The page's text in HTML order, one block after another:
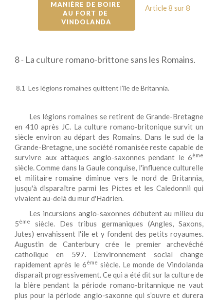
MANIÈRE DE BOIRE
AU FORT DE
VINDOLANDA
Article 8 sur 8
8 - La culture romano-brittone sans les Romains.
8.1 Les légions romaines quittent l’île de Britannia.
Les légions romaines se retirent de Grande-Bretagne
en 410 après JC. La culture romano-britonique survit un
siècle environ au départ des Romains. Dans le sud de la
Grande-Bretagne, une société romanisée reste capable de
survivre aux attaques anglo-saxonnes pendant le 6ème
siècle. Comme dans la Gaule conquise, l'influence culturelle
et militaire romaine diminue vers le nord de Britannia,
jusqu'à disparaître parmi les Pictes et les Caledonnii qui
vivaient au-delà du mur d'Hadrien.
Les incursions anglo-saxonnes débutent au milieu du
5ème
siècle. Des tribus germaniques (Angles, Saxons,
Jutes) envahissent l'île et y fondent des petits royaumes.
Augustin de Canterbury crée le premier archevêché
catholique en 597. L’environnement social change
rapidement après le 6ème siècle. Le monde de Vindolanda
disparaît progressivement. Ce qui a été dit sur la culture de
la bière pendant la période romano-britannique ne vaut
plus pour la période anglo-saxonne qui s’ouvre et durera